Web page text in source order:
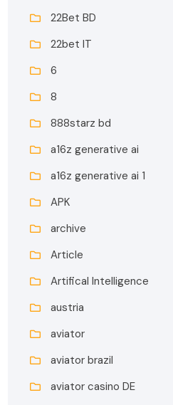
22Bet BD
22bet IT
6
8
888starz bd
a16z generative ai
a16z generative ai 1
APK
archive
Article
Artifical Intelligence
austria
aviator
aviator brazil
aviator casino DE